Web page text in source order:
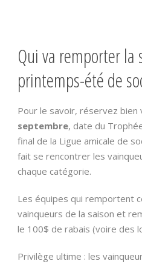
Qui va remporter la
printemps-été de
Pour le savoir, réservez bien
septembre, date du
final de la Ligue amicale de
fait se rencontrer les
chaque catégorie.
Les équipes qui remportent
vainqueurs de la saison et
le 100$ de rabais (voire des
Privilège ultime : les